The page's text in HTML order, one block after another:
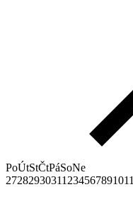
PoÚtStČtPáSoNe
27282930311 234567891011